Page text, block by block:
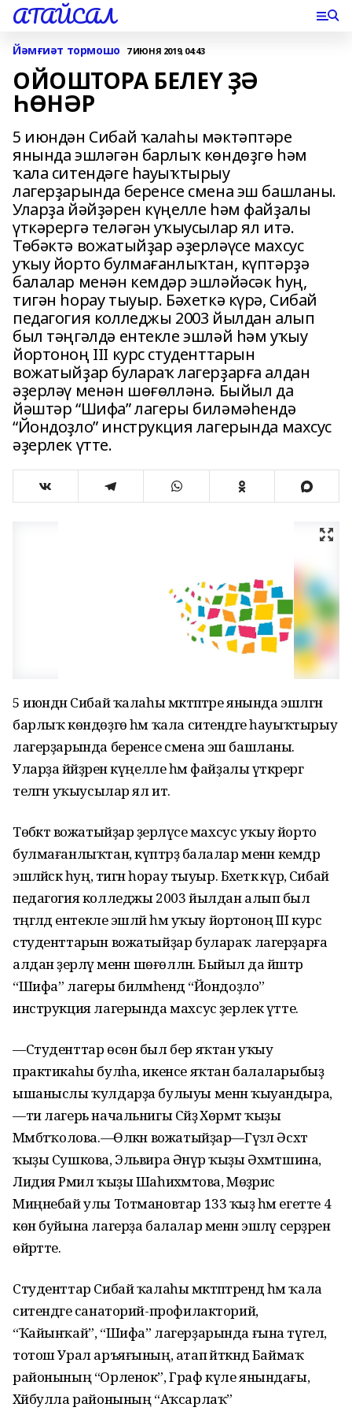
АТАЙСАЛ
Йәмғиәт тормошо 7 ИЮНЯ 2019, 04:43
ОЙОШТОРА БЕЛЕҮ ҘӘ
ҺӨНӘР
5 июндән Сибай ҡалаһы мәктәптәре
янында эшләгән барлыҡ көндөҙгө һәм
ҡала ситендәге һауыҡтырыу
лагерҙарында беренсе смена эш башланы.
Уларҙа йәйҙәрен күңелле һәм файҙалы
үткәрергә теләгән уҡыусылар ял итә.
Төбәктә вожатыйҙар әҙерләүсе махсус
уҡыу йорто булмағанлыҡтан, күптәрҙә
балалар менән кемдәр эшләйәсәк һуң,
тигән һорау тыуыр. Бәхеткә күрә, Сибай
педагогия колледжы 2003 йылдан алып
был тәңгәлдә ентекле эшләй һәм уҡыу
йортоноң III курс студенттарын
вожатыйҙар булараҡ лагерҙарға алдан
әҙерләү менән шөғөлләнә. Быйыл да
йәштәр “Шифа” лагеры биләмәһендә
“Йондоҙло” инструкция лагерында махсус
әҙерлек үтте.
5 июндән Сибай ҡалаһы мәктәптәре янында эшләгән
барлыҡ көндөҙгө һәм ҡала ситендәге һауыҡтырыу
лагерҙарында беренсе смена эш башланы.
Уларҙа йәйҙәрен күңелле һәм файҙалы үткәрергә
теләгән уҡыусылар ял итә.
Төбәктә вожатыйҙар әҙерләүсе махсус уҡыу йорто
булмағанлыҡтан, күптәрҙә балалар менән кемдәр
эшләйәсәк һуң, тигән һорау тыуыр. Бәхеткә күрә, Сибай
педагогия колледжы 2003 йылдан алып был
тәңгәлдә ентекле эшләй һәм уҡыу йортоноң III курс
студенттарын вожатыйҙар булараҡ лагерҙарға
алдан әҙерләү менән шөғөлләнә. Быйыл да йәштәр
“Шифа” лагеры биләмәһендә “Йондоҙло”
инструкция лагерында махсус әҙерлек үтте.
—Студенттар өсөн был бер яҡтан уҡыу
практикаһы булһа, икенсе яҡтан балаларыбыҙ
ышаныслы ҡулдарҙа булыуы менән ҡыуандыра,
—ти лагерь начальнигы Сәйҙә Хөрмәт ҡыҙы
Мәмбәтҡолова.—Өлкән вожатыйҙар—Гүзәл Әсхәт
ҡыҙы Сушкова, Эльвира Әнүәр ҡыҙы Әхмәтшина,
Лидия Рәмил ҡыҙы Шаһиәхмәтова, Мөҙәрис
Миңнебай улы Тотмановтар 133 ҡыҙ һәм егетте 4
көн буйына лагерҙа балалар менән эшләү серҙәренә
өйрәтте.
Студенттар Сибай ҡалаһы мәктәптәрендә һәм ҡала
ситендәге санаторий-профилакторий,
“Ҡайынҡай”, “Шифа” лагерҙарында ғына түгел,
тотош Урал аръяғының, атап әйткәндә Баймаҡ
районының “Орленок”, Граф күле янындағы,
Хәйбулла районының “Аҡсарлаҡ”